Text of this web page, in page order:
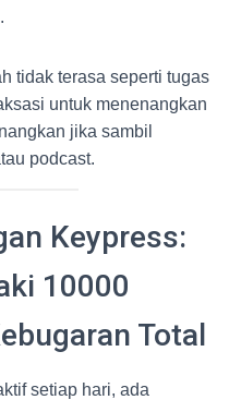
tidak terasa seperti tugas
untuk menenangkan
jika sambil
podcast.
Keypress:
10000
Total
setiap hari, ada